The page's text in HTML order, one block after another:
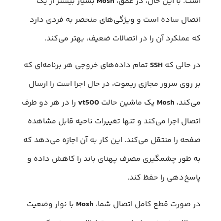
اتصال ساده است و ویژگی‌های منحصر به فردی دارد
که عملکرد آن را در اتصالات ضعیف، بهتر می‌کند.
در حالی که SSH تمام داده‌های خروجی هر برنامه‌ای که
بر روی سرور مجازی ریموت، در حال اجرا است را ارسال
می‌کند، Mosh یک ماشین حالت vt500 را در هر دو طرف
اتصال اجرا می‌کند و تنها تغییرات ناحیه قابل مشاهده
صفحه را منتقل می‌کند. این کار به آن اجازه می‌دهد که
به طور چشمگیری مصرف پهنای باند را کاهش داده و
پاسخ‌دهی را حفظ کند.
در صورت قطع کامل اتصال شما، Mosh با نوار وضعیت